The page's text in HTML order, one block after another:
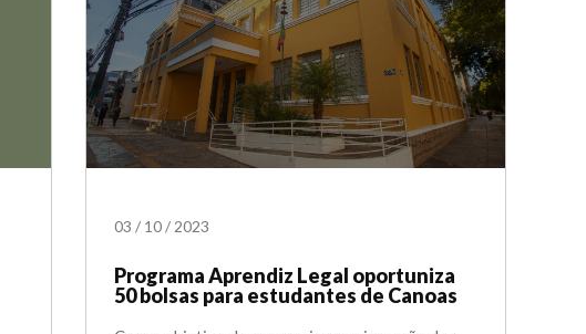
03 / 10/2023
Programa Aprendiz Legal oportuniza
50 bolsas para estudantes de Canoas